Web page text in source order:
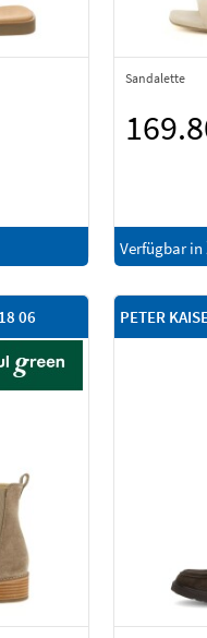
Sandalette
Verfügbar in
06 PETER